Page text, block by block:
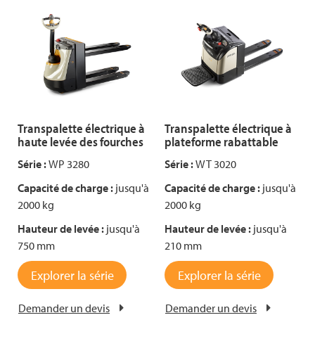
Transpalette électrique à
haute levée des fourches
Série :WP 3280
Capacité de charge : jusqu'à
2000 kg
Hauteur de levée : jusqu'à
750 mm
Explorer la série
Demander un devis
Transpalette électrique à
plateforme rabattable
Série :WT 3020
Capacité de charge : jusqu'à
2000 kg
Hauteur de levée : jusqu'à
210 mm
Explorer la série
Demander un devis